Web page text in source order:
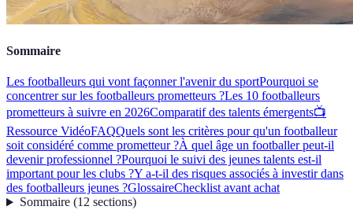
Sommaire
Les footballeurs qui vont façonner l'avenir du sportPourquoi se
concentrer sur les footballeurs prometteurs ?Les 10 footballeurs
prometteurs à suivre en 2026Comparatif des talents émergents📺
Ressource VidéoFAQQuels sont les critères pour qu'un footballeur
soit considéré comme prometteur ?À quel âge un footballer peut-il
devenir professionnel ?Pourquoi le suivi des jeunes talents est-il
important pour les clubs ?Y a-t-il des risques associés à investir dans
des footballeurs jeunes ?GlossaireChecklist avant achat
Sommaire(12 sections)